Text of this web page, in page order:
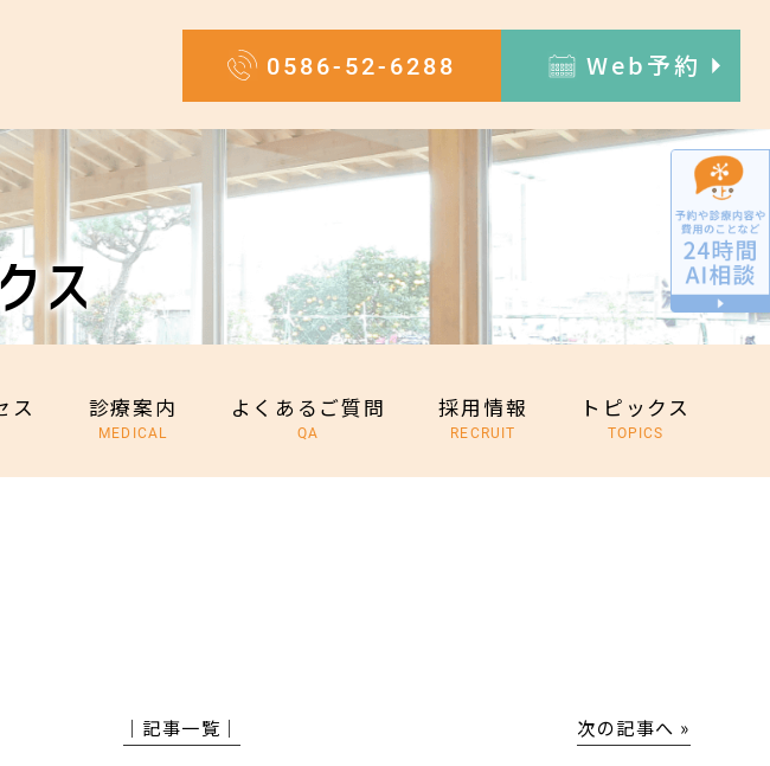
0586-52-6288 Web予約
ス
ス 診療案内
MEDICAL
よくあるご質問
QA
採用情報
RECRUIT
トピックス
TOPICS
│記事一覧│ 次の記事へ »